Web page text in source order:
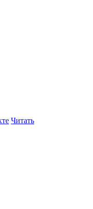
Читать